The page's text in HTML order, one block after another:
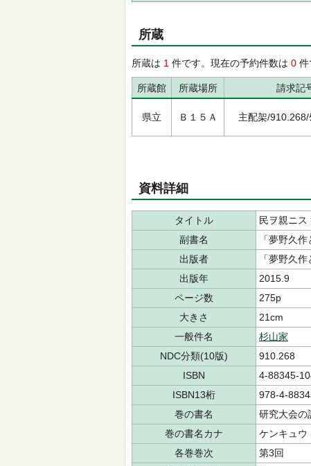
所蔵
所蔵は 1 件です。現在の予約件数は 0 件
所蔵館 所蔵場所 請求記
県立 Ｂ１５Ａ 主配架/910.268/
資料詳細
タイトル
民ヲ親ニス
副書名
「夢野久
出版者
「夢野久
出版年
2015.9
ページ数
275p
大きさ
21cm
一般件名
杉山家
NDC分類(10版)
910.268
ISBN
4-88345-
ISBN13桁
978-4-
巻の書名
研究大会の
巻の書名カナ
ケンキュウ
各巻巻次
第3回